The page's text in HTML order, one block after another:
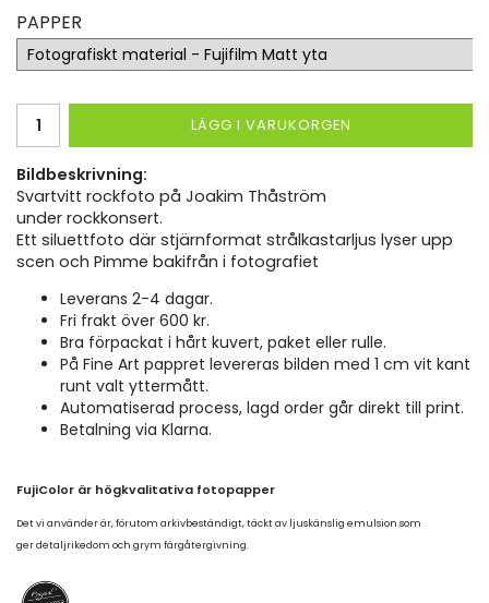
PAPPER
LÄGG I VARUKORGEN
Bildbeskrivning:
Svartvitt rockfoto på Joakim Thåström
under rockkonsert.
Ett siluettfoto där stjärnformat strålkastarljus lyser upp
scen och Pimme bakifrån i fotografiet
Leverans 2-4 dagar.
Fri frakt över 600 kr.
Bra förpackat i hårt kuvert, paket eller rulle.
På Fine Art pappret levereras bilden med 1 cm vit kant
runt valt yttermått.
Automatiserad process, lagd order går direkt till print.
Betalning via Klarna.
FujiColor är högkvalitativa fotopapper
Det vi använder är, förutom arkivbeständigt, täckt av ljuskänslig emulsion som
ger detaljrikedom och grym färgåtergivning.